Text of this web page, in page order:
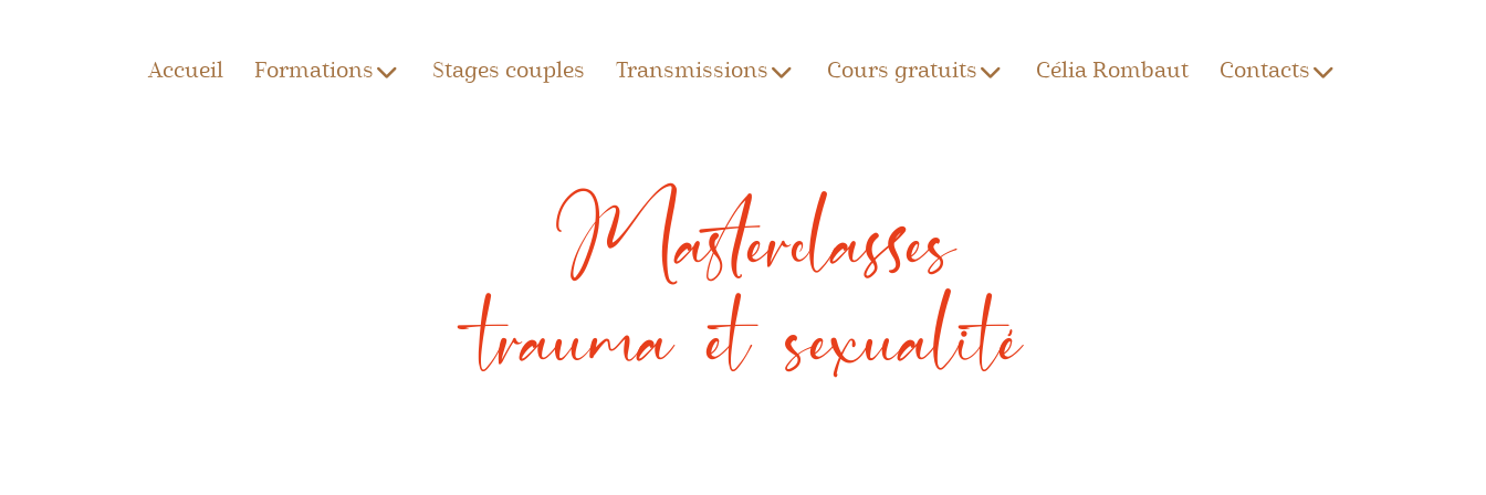
Accueil Formations Stages couples Transmissions Cours gratuits Célia Rombaut Contacts
Masterclasses
trauma et sexualité